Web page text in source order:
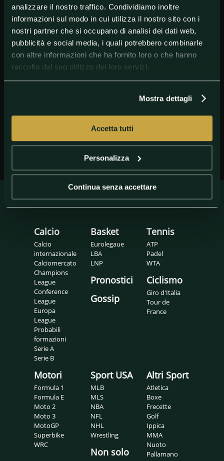
analizzare il nostro traffico. Condividiamo inoltre
informazioni sul modo in cui utilizza il nostro sito con i
nostri partner che si occupano di analisi dei dati web,
pubblicità e social media, i quali potrebbero combinarle
con altre informazioni che ha fornito loro o che hanno
raccolto dal suo utilizzo dei loro servizi.
Mostra dettagli
Accetta tutti
Personalizza
Continua senza accettare
GETTY IMAGES Vettori
Calcio
Calcio
internazionale
Calciomercato
Champions
League
Conference
League
Europa
League
Probabili
formazioni
Serie A
Serie B
Basket
Eurolegaue
LBA
LNP
Pronostici
Gossip
Tennis
ATP
Padel
WTA
Ciclismo
Giro d'Italia
Tour de
France
Motori
Formula 1
Formula E
Moto 2
Moto 3
MotoGP
Superbike
WRC
Sport USA
MLB
MLS
NBA
NFL
NHL
Wrestling
Non solo
Altri Sport
Atletica
Boxe
Frecette
Golf
Ippica
MMA
Nuoto
Pallamano